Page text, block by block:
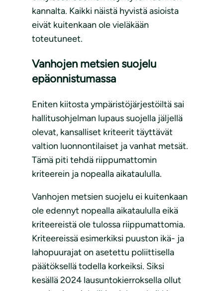
kannalta. Kaikki näistä hyvistä asioista
eivät kuitenkaan ole vieläkään
toteutuneet.
Vanhojen metsien suojelu
epäonnistumassa
Eniten kiitosta ympäristöjärjestöiltä sai
hallitusohjelman lupaus suojella jäljellä
olevat, kansalliset kriteerit täyttävät
valtion luonnontilaiset ja vanhat metsät.
Tämä piti tehdä riippumattomin
kriteerein ja nopealla aikataululla.
Vanhojen metsien suojelu ei kuitenkaan
ole edennyt nopealla aikataululla eikä
kriteereistä ole tulossa riippumattomia.
Kriteereissä esimerkiksi puuston ikä- ja
lahopuurajat on asetettu poliittisella
päätöksellä todella korkeiksi. Siksi
kesällä 2024 lausuntokierroksella ollut